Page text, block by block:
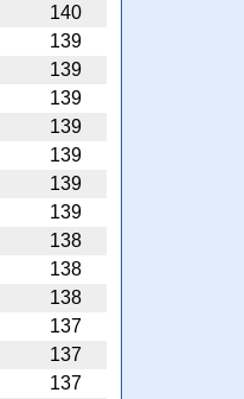
140
139
139
139
139
139
139
139
138
138
138
137
137
137